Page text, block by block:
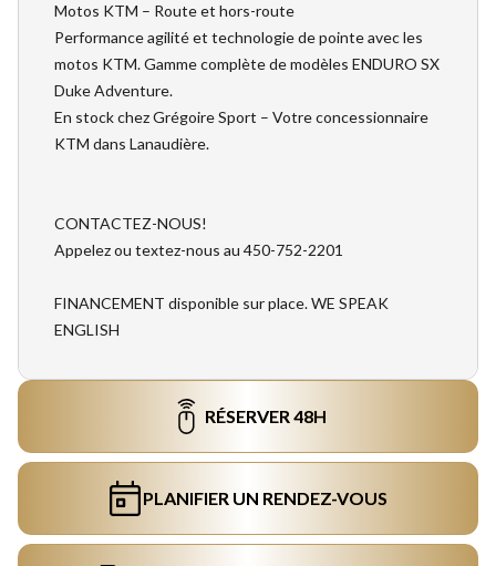
Motos KTM – Route et hors-route
Performance agilité et technologie de pointe avec les
motos KTM. Gamme complète de modèles ENDURO SX
Duke Adventure.
En stock chez Grégoire Sport – Votre concessionnaire
KTM dans Lanaudière.
CONTACTEZ-NOUS!
Appelez ou textez-nous au 450-752-2201
FINANCEMENT disponible sur place. WE SPEAK
ENGLISH
RÉSERVER 48H
PLANIFIER UN RENDEZ-VOUS